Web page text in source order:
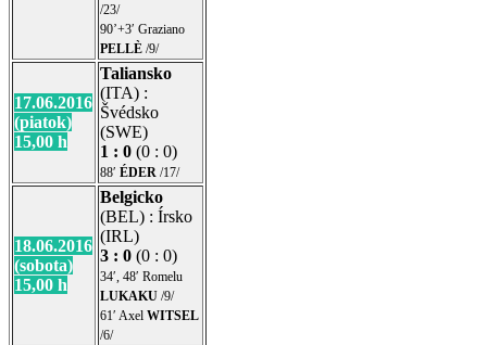
/23/
90’+3′ Graziano
PELLÈ /9/
17.06.2016
(piatok)
15,00 h
Taliansko
(ITA) :
Švédsko
(SWE)
1 : 0 (0 : 0)
88′ ÉDER /17/
18.06.2016
(sobota)
15,00 h
Belgicko
(BEL) : Írsko
(IRL)
3 : 0 (0 : 0)
34′, 48′ Romelu
LUKAKU /9/
61′ Axel WITSEL
/6/